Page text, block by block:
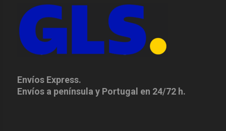
Envíos Express.
Envíos a península y Portugal en 24/72 h.